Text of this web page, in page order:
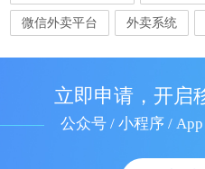
微信外卖平台 外卖系统
立即申请，开启
公众号 / 小程序 /